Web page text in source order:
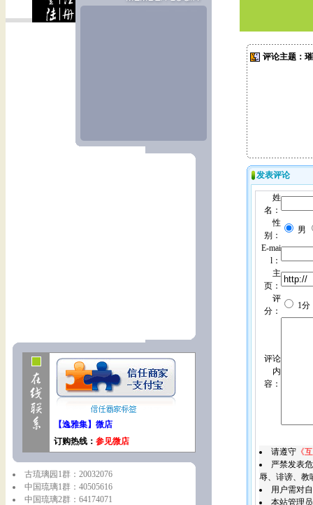
【逸雅集】微店
订购热线： 参见微店
古琉璃园1群：20032076
中国琉璃1群：40505616
中国琉璃2群：64174071
评论主题：
发表评论
姓
名：
性
别：
男
E-mai
l：
主
页：
评
分：
1分
评论
内
容：
请遵守《
严禁发表
辱、诽谤、教
用户需对
本站管理